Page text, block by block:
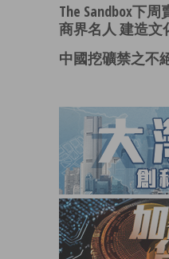
The Sandbox下
商界名人 建造文
中國挖礦禁之不